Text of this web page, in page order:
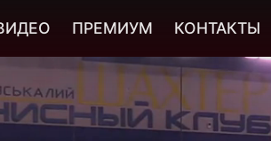
ПРЕМИУМ КОНТАКТЫ